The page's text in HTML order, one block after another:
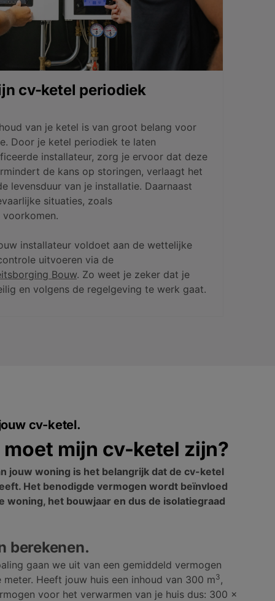
cv-ketel periodiek
van je ketel is van groot belang voor
Door je ketel periodiek te laten
installateur, zorg je ervoor dat deze
de kans op storingen, verlaagt het
levensduur van je installatie. Daarnaast
situaties, zoals
installateur voldoet aan de wettelijke
uitvoeren via de
Bouw. Zo weet je zeker dat je
en volgens de regelgeving te werk gaat.
cv-ketel.
moet mijn cv-ketel zijn?
jouw woning is het belangrijk dat de cv-ketel
Het benodigde vermogen wordt beïnvloed
woning, het bouwjaar en dus de isolatiegraad
berekenen.
gaan we uit van een gemiddeld vermogen
Heeft jouw huis een inhoud van 300 m3,
voor het verwarmen van je huis dus: 300 x